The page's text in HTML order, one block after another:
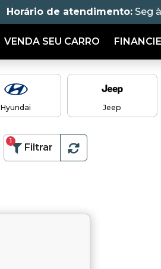
Horário de atendimento: Seg
VENDA SEU CARRO FINANCIE
Hyundai Jeep
Filtrar
1